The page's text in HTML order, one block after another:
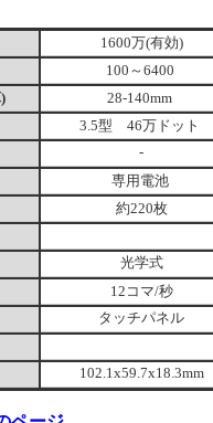
1600万(有効)
100～6400
28-140mm
3.5型 46万ドット
-
専用電池
約220枚
光学式
12コマ/秒
タッチパネル
102.1x59.7x18.3mm